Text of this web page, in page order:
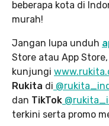
beberapa kota di
murah!
Jangan lupa unduh
Store atau App
kunjungi www.rukita
Rukita di
dan TikTok
terkini serta promo